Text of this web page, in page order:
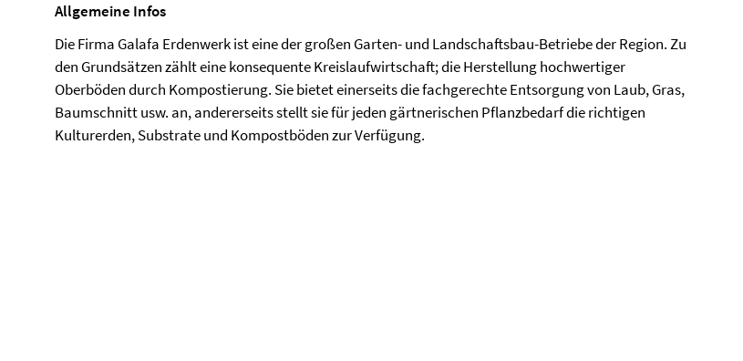
Allgemeine Infos
Die Firma Galafa Erdenwerk ist eine der großen Garten- und Landschaftsbau-Betriebe der Region. Zu
den Grundsätzen zählt eine konsequente Kreislaufwirtschaft; die Herstellung hochwertiger
Oberböden durch Kompostierung. Sie bietet einerseits die fachgerechte Entsorgung von Laub, Gras,
Baumschnitt usw. an, andererseits stellt sie für jeden gärtnerischen Pflanzbedarf die richtigen
Kulturerden, Substrate und Kompostböden zur Verfügung.